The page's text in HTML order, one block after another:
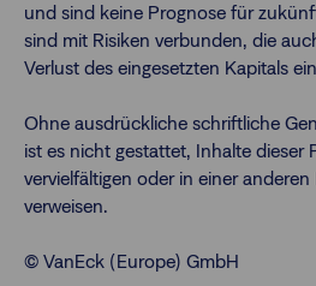
und sind keine Prognose für
sind mit Risiken verbunden, die
Verlust des eingesetzten Kapitals
Ohne ausdrückliche schriftliche
ist es nicht gestattet, Inhalte dieser
vervielfältigen oder in einer
verweisen.
© VanEck (Europe) GmbH